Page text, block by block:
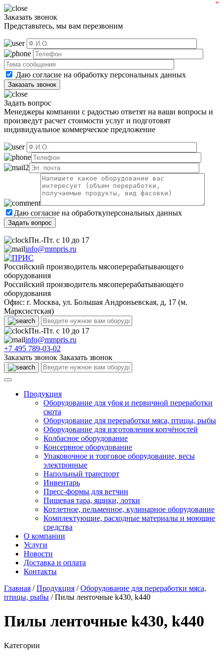
Заказать звонок
Представьтесь, мы вам перезвоним
Даю согласие на обработку персональных данных
Задать вопрос
Менеджеры компании с радостью ответят на ваши вопросы и
произведут расчет стоимости услуг и подготовят
индивидуальное коммерческое предложение
Даю согласие на обработкуперсональных данных
Пн.-Пт. с 10 до 17
info@mmpris.ru
Российский производитель мясоперерабатывающего
оборудования
Российский производитель мясоперерабатывающего
оборудования
Офис: г. Москва, ул. Большая Андроньевская, д, 17 (м.
Марксистская)
Пн.-Пт. с 10 до 17
info@mmpris.ru
+7 495 789-03-02
Заказать звонок Заказать звонок
Продукция
Оборудование для убоя и первичной переработки
скота
Оборудование для переработки мяса, птицы, рыбы
Оборудование для изготовления копчёностей
Колбасное оборудование
Консервное оборудование
Упаковочное и торговое оборудование, весы
электронные
Напольный транспорт
Инвентарь
Пресс-формы для ветчин
Пищевая тара, ящики, лотки
Котлетное, пельменное, кулинарное оборудование
Комплектующие, расходные материалы и моющие
средства
О компании
Услуги
Новости
Доставка и оплата
Контакты
Главная /Продукция /Оборудование для переработки мяса,
птицы, рыбы /Пилы ленточные k430, k440
Пилы ленточные k430, k440
Категории